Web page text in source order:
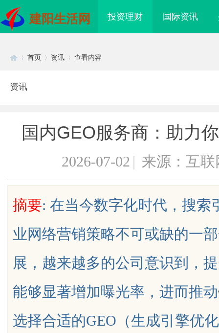
建阳生活网 投资理财 国际资讯
uz
首页 资讯 查看内容
资讯
国内GEO服务商：助力
2026-07-02 | 来源：互联
摘要: 在当今数字化时代，搜索
业网络营销策略不可或缺的一
展，越来越多的公司意识到，
能够显著增加曝光率，进而推
选择合适的GEO（生成引擎优
全貌与应用